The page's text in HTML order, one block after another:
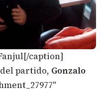
caption]
partido, Gonzalo